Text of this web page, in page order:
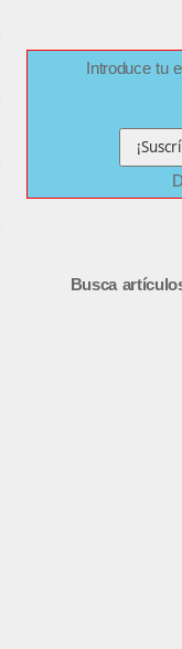
Introduce tu
Busca